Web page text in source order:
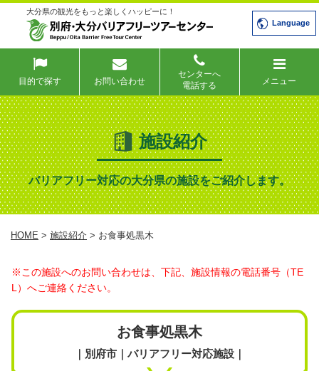
大分県の観光をもっと楽しくハッピーに！
Language
目的で探す お問い合わせ
センターへ
電話する
メニュー
施設紹介
バリアフリー対応の大分県の施設をご紹介します。
HOME > 施設紹介 > お食事処黒木
※この施設へのお問い合わせは、下記、施設情報の電話番号（TE
L）へご連絡ください。
お食事処黒木
｜別府市｜バリアフリー対応施設｜